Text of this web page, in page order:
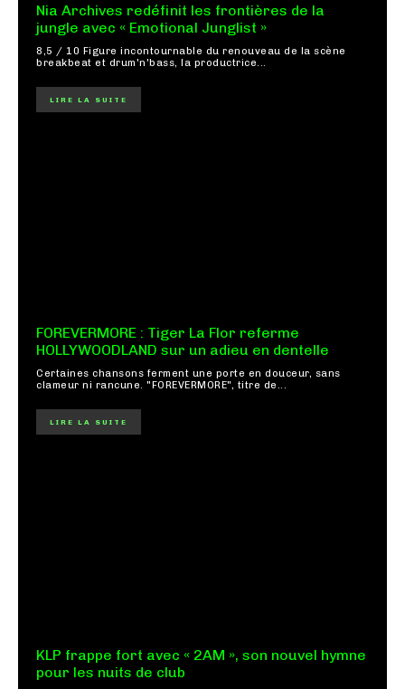
Nia Archives redéfinit les frontières de la
jungle avec « Emotional Junglist »
8,5 / 10 Figure incontournable du renouveau de la scène
breakbeat et drum'n'bass, la productrice...
LIRE LA SUITE
FOREVERMORE : Tiger La Flor referme
HOLLYWOODLAND sur un adieu en dentelle
Certaines chansons ferment une porte en douceur, sans
clameur ni rancune. "FOREVERMORE", titre de...
LIRE LA SUITE
KLP frappe fort avec « 2AM », son nouvel hymne
pour les nuits de club